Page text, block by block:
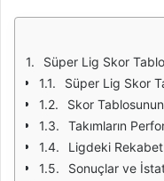
Süper Lig Skor
Süper Lig Skor
Skor Tablosunun
Takımların
Ligdeki Rekabet
Sonuçlar ve